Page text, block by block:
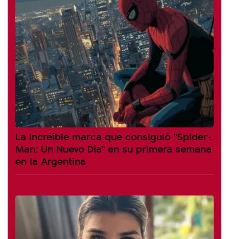
La increíble marca que consiguió "Spider-
Man: Un Nuevo Día" en su primera semana
en la Argentina